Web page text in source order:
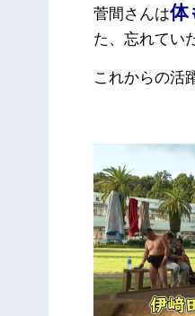
菅間さんは体
た、忘れてい
これからの活